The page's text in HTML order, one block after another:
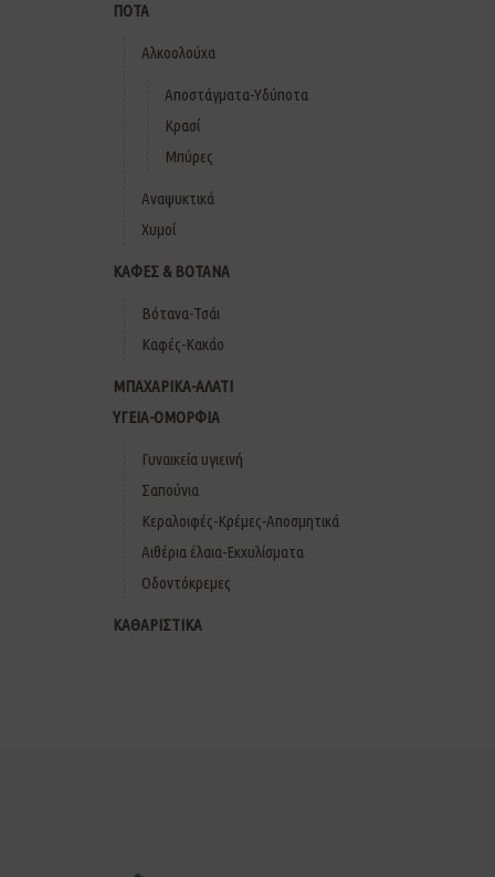
ΠΟΤΑ
Αλκοολούχα
Αποστάγματα-Υδύποτα
Κρασί
Μπύρες
Αναψυκτικά
Χυμοί
ΚΑΦΕΣ & ΒΟΤΑΝΑ
Βότανα-Τσάι
Καφές-Κακάο
ΜΠΑΧΑΡΙΚΑ-ΑΛΑΤΙ
ΥΓΕΙΑ-ΟΜΟΡΦΙΑ
Γυναικεία υγιεινή
Σαπούνια
Κεραλοιφές-Κρέμες-Αποσμητικά
Αιθέρια έλαια-Εκχυλίσματα
Οδοντόκρεμες
ΚΑΘΑΡΙΣΤΙΚΑ